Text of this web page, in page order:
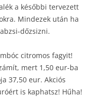
a későbbi tervezett
Mindezek után ha
dőzsizni.
citromos fagyit!
mert 1,50 eur-ba
37,50 eur. Akciós
is kaphatsz! Hűha!